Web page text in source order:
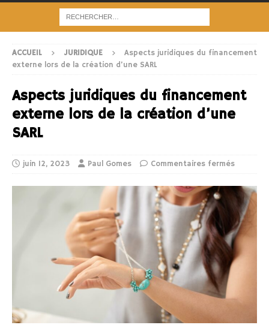
ACCUEIL JURIDIQUE
Aspects juridiques du financement
externe lors de la création d’une SARL
Aspects juridiques du financement
externe lors de la création d’une
SARL
juin 12, 2023 Paul Gomes Commentaires fermés